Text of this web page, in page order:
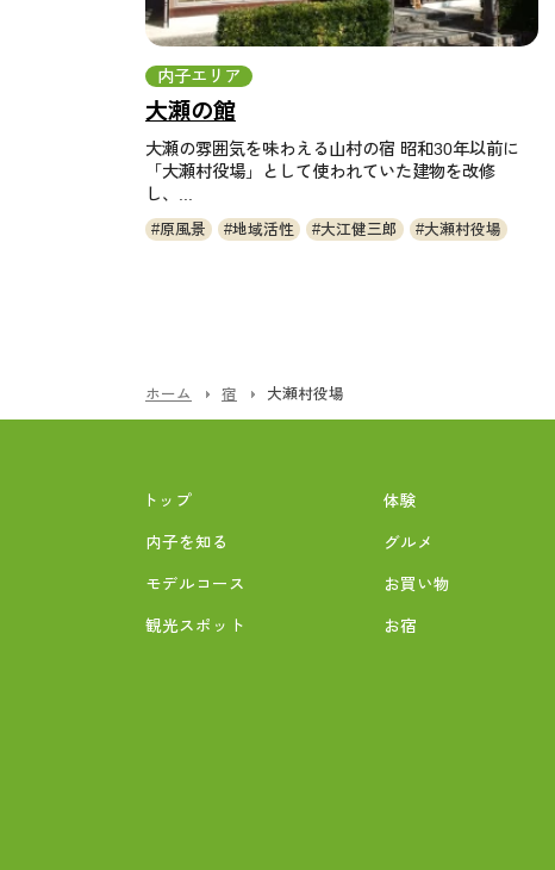
内子エリア
大瀬の館
大瀬の雰囲気を味わえる山村の宿 昭和30年以前に
「大瀬村役場」として使われていた建物を改修
し、...
原風景 地域活性 大江健三郎 大瀬村役場
ホーム 宿 大瀬村役場
トップ
内子を知る
モデルコース
観光スポット
体験
グルメ
お買い物
お宿